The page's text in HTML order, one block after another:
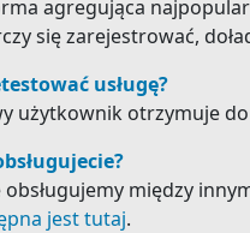
agregująca
się zarejestrować,
usługę?
użytkownik otrzymuje
między
jest tutaj.